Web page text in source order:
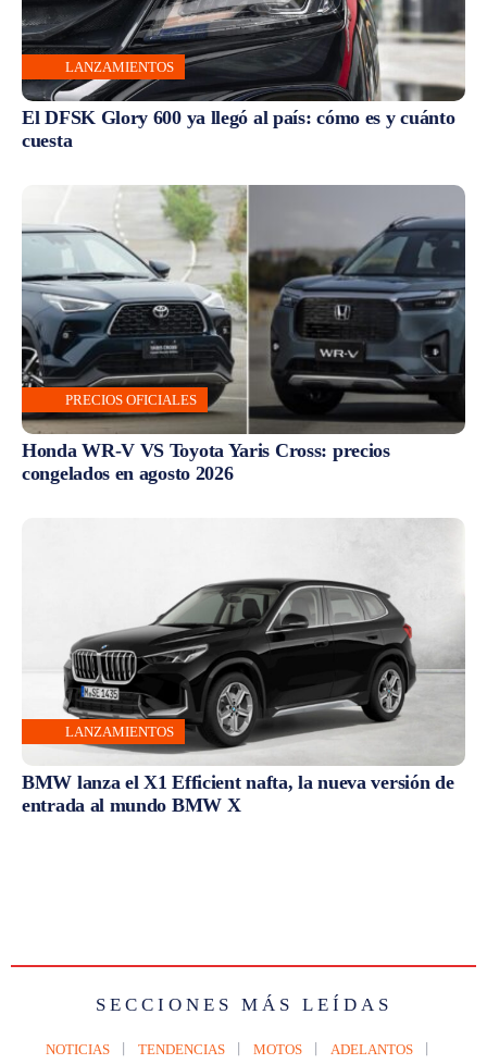
LANZAMIENTOS
El DFSK Glory 600 ya llegó al país: cómo es y cuánto
cuesta
PRECIOS OFICIALES
Honda WR-V VS Toyota Yaris Cross: precios
congelados en agosto 2026
LANZAMIENTOS
BMW lanza el X1 Efficient nafta, la nueva versión de
entrada al mundo BMW X
SECCIONES MÁS LEÍDAS
NOTICIAS TENDENCIAS MOTOS ADELANTOS